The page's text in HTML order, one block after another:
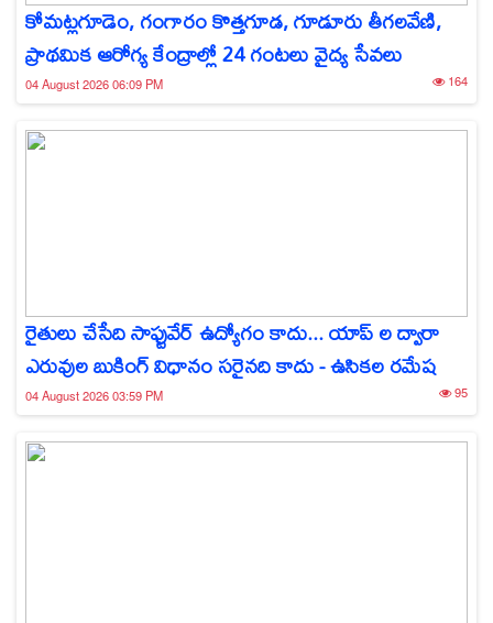
కోమట్లగూడెం, గంగారం కొత్తగూడ, గూడూరు తీగలవేణి,
ప్రాథమిక ఆరోగ్య కేంద్రాల్లో 24 గంటలు వైద్య సేవలు
04 August 2026 06:09 PM 164
రైతులు చేసేది సాఫ్టువేర్ ఉద్యోగం కాదు... యాప్‌ ల ద్వారా
ఎరువుల బుకింగ్ విధానం సరైనది కాదు - ఉసికల రమేష
04 August 2026 03:59 PM 95